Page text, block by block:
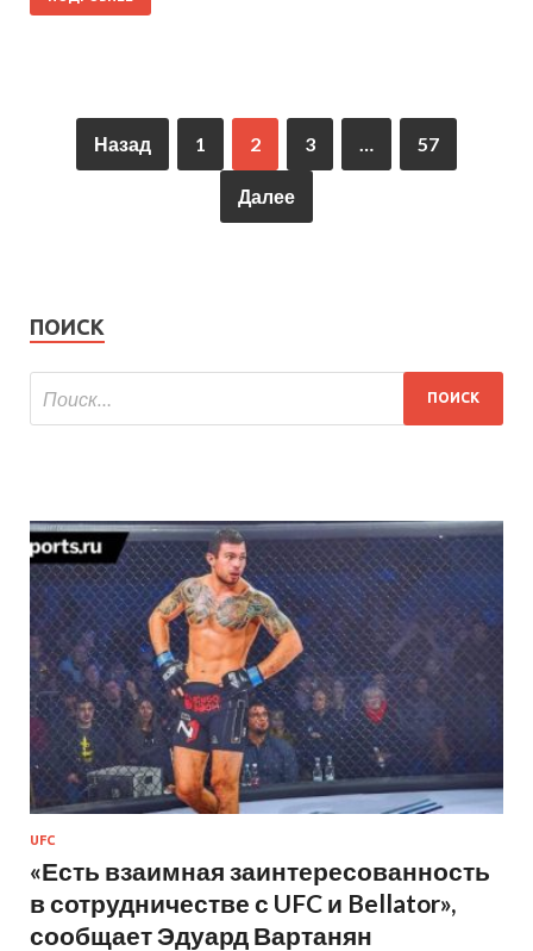
Назад 1 2 3 … 57
Далее
ПОИСК
UFC
«Есть взаимная заинтересованность
в сотрудничестве с UFC и Bellator»,
сообщает Эдуард Вартанян